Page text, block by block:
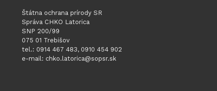
Štátna ochrana prírody SR
Správa CHKO Latorica
SNP 200/99
075 01 Trebišov
tel.: 0914 467 483, 0910 454 902
e-mail: chko.latorica@sopsr.sk